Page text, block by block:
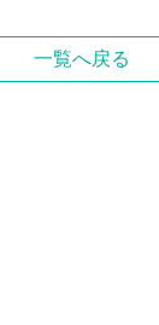
一覧へ戻る